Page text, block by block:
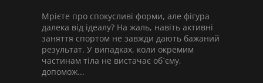
Мрієте про спокусливі форми, але фігура
далека від ідеалу? На жаль, навіть активні
заняття спортом не завжди дають бажаний
результат. У випадках, коли окремим
частинам тіла не вистачає об`єму,
допомож...